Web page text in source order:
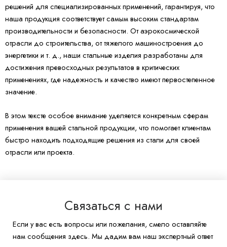
решений для специализированных применений, гарантируя, что
наша продукция соответствует самым высоким стандартам
производительности и безопасности. От аэрокосмической
отрасли до строительства, от тяжелого машиностроения до
энергетики и т. д., наши стальные изделия разработаны для
достижения превосходных результатов в критических
применениях, где надежность и качество имеют первостепенное
значение.
В этом тексте особое внимание уделяется конкретным сферам
применения вашей стальной продукции, что помогает клиентам
быстро находить подходящие решения из стали для своей
отрасли или проекта.
Связаться с нами
Если у вас есть вопросы или пожелания, смело оставляйте
нам сообщения здесь. Мы дадим вам наш экспертный ответ